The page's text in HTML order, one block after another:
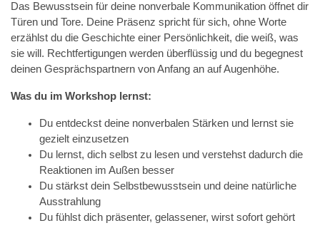
Das Bewusstsein für deine nonverbale Kommunikation öffnet dir
Türen und Tore. Deine Präsenz spricht für sich, ohne Worte
erzählst du die Geschichte einer Persönlichkeit, die weiß, was
sie will. Rechtfertigungen werden überflüssig und du begegnest
deinen Gesprächspartnern von Anfang an auf Augenhöhe.
Was du im Workshop lernst:
Du entdeckst deine nonverbalen Stärken und lernst sie
gezielt einzusetzen
Du lernst, dich selbst zu lesen und verstehst dadurch die
Reaktionen im Außen besser
Du stärkst dein Selbstbewusstsein und deine natürliche
Ausstrahlung
Du fühlst dich präsenter, gelassener, wirst sofort gehört